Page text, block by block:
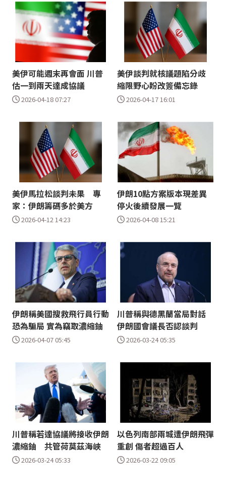
美伊可能週末再會面 川普
估一到兩天達成協議
2026-04-18 07:27
美伊談判就核議題陷分歧
縮限野心盼改簽備忘錄
2026-04-17 16:01
美伊馬拉松談判未果 專
家：伊朗籌碼多於美方
2026-04-12 14:23
伊朗10點方案版本現差異
停火後續發展一覽
2026-04-08 15:21
伊朗稱美國搜救飛行員行動
恐為騙局 實為竊取濃縮鈾
2026-04-07 05:45
川普稱與德黑蘭當局對話
伊朗國會議長否認談判
2026-03-24 05:35
川普稱若達協議將接收伊朗
濃縮鈾 共管荷莫茲海峽
2026-03-24 05:33
以色列南部兩城遭伊朗飛彈
重創 傷者超過百人
2026-03-22 09:05